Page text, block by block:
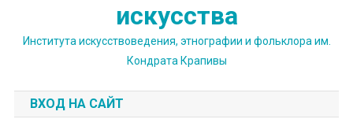
искусства
Института искусствоведения, этнографии и фольклора им.
Кондрата Крапивы
ВХОД НА САЙТ